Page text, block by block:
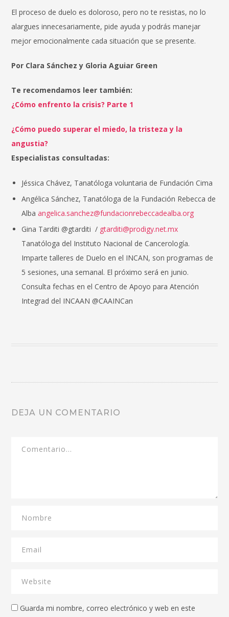
El proceso de duelo es doloroso, pero no te resistas, no lo
alargues innecesariamente, pide ayuda y podrás manejar
mejor emocionalmente cada situación que se presente.
Por Clara Sánchez y Gloria Aguiar Green
Te recomendamos leer también:
¿Cómo enfrento la crisis? Parte 1
¿Cómo puedo superar el miedo, la tristeza y la
angustia?
Especialistas consultadas:
Jéssica Chávez, Tanatóloga voluntaria de Fundación Cima
Angélica Sánchez, Tanatóloga de la Fundación Rebecca de
Albaangelica.sanchez@fundacionrebeccadealba.org
Gina Tarditi @gtarditi / gtarditi@prodigy.net.mx
Tanatóloga del Instituto Nacional de Cancerología.
Imparte talleres de Duelo en el INCAN, son programas de
5 sesiones, una semanal. El próximo será en junio.
Consulta fechas en el Centro de Apoyo para Atención
Integrad del INCAAN @CAAINCan
DEJA UN COMENTARIO
Guarda mi nombre, correo electrónico y web en este